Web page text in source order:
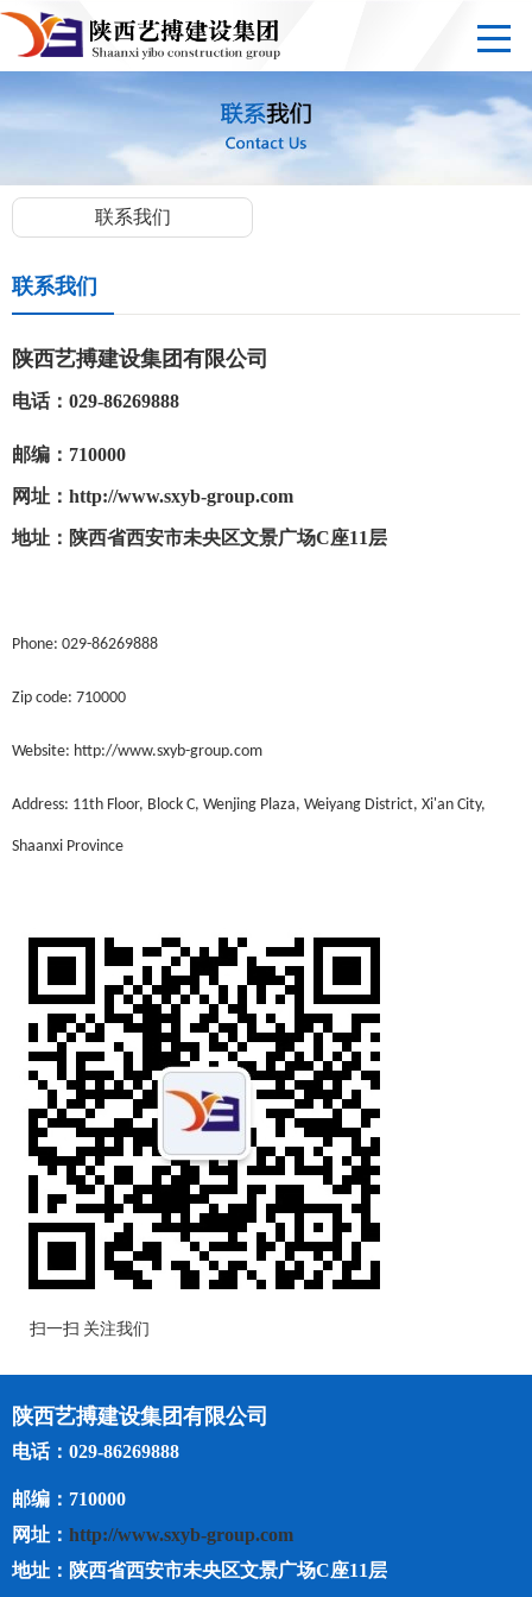
联系我们
联系我们
陕西艺搏建设集团有限公司
电话：029-86269888
邮编：710000
网址： http://www.sxyb-group.com
地址：陕西省西安市未央区文景广场C座11层
Phone: 029-86269888
Zip code: 710000
Website: http://www.sxyb-group.com
Address: 11th Floor, Block C, Wenjing Plaza, Weiyang District, Xi'an City,
Shaanxi Province
扫一扫 关注我们
陕西艺搏建设集团有限公司
电话：029-86269888
邮编：710000
网址： http://www.sxyb-group.com
地址：陕西省西安市未央区文景广场C座11层